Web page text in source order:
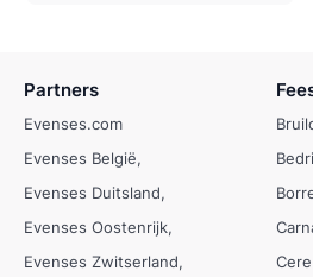
Partners
Evenses.com
Evenses België
Evenses Duitsland
Evenses Oostenrijk
Evenses Zwitserland